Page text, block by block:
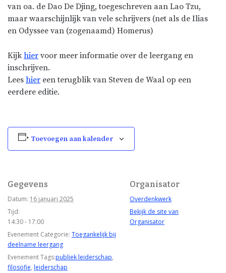
van oa. de Dao De Djing, toegeschreven aan Lao Tzu,
maar waarschijnlijk van vele schrijvers (net als de Ilias
en Odyssee van (zogenaamd) Homerus)
Kijk hier voor meer informatie over de leergang en
inschrijven.
Lees hier een terugblik van Steven de Waal op een
eerdere editie.
Toevoegen aan kalender
Gegevens
Datum: 16 januari 2025
Tijd:
14:30 - 17:00
Evenement Categorie: Toegankelijk bij
deelname leergang
Evenement Tags:publiek leiderschap,
filosofie, leiderschap
Organisator
Overdenkwerk
Bekijk de site van
Organisator